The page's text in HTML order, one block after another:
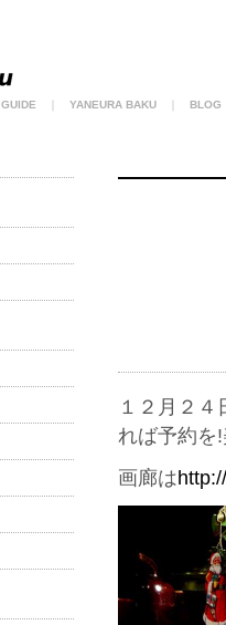
１２月２
れば予約を
画廊は
GUIDE YANEURA BAKU BLOG